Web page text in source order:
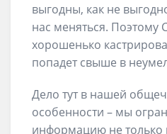
выгодны, как не
нас меняться. Поэтому
хорошенько
попадет свыше в
Дело тут в нашей
особенности – мы
информацию не только